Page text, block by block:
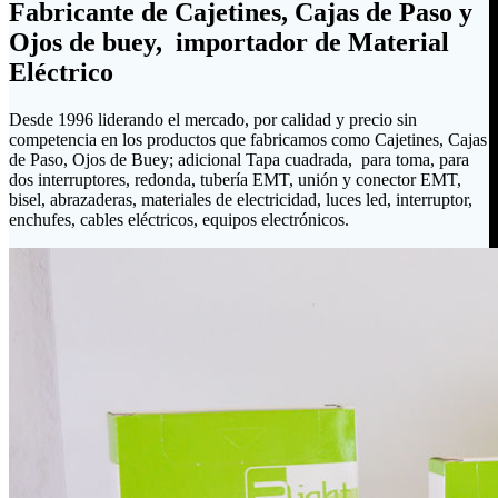
Fabricante de Cajetines, Cajas de Paso y
Ojos de buey, importador de Material
Eléctrico
Desde 1996 liderando el mercado, por calidad y precio sin
competencia en los productos que fabricamos como Cajetines, Cajas
de Paso, Ojos de Buey; adicional Tapa cuadrada, para toma, para
dos interruptores, redonda, tubería EMT, unión y conector EMT,
bisel, abrazaderas, materiales de electricidad, luces led, interruptor,
enchufes, cables eléctricos, equipos electrónicos.